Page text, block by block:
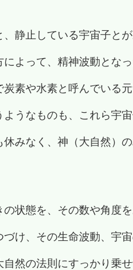
静止している宇宙子と
よって、精神波動とな
素や水素と呼んでいる
うなものも、これら宇
みなく、神（大自然）
状態を、その数や角度
け、その生命波動、宇
然の法則にすっかり乗